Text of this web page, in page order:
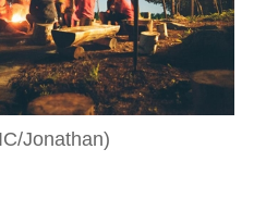
Jonathan)